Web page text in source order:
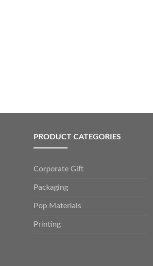
PRODUCT CATEGORIES
Corporate Gift
Packaging
Pop Materials
Printing